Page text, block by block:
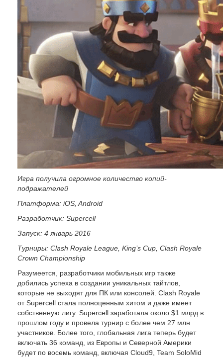
Игра получила огромное количество копий-
подражателей
Платформа: iOS, Android
Разработчик: Supercell
Запуск: 4 январь 2016
Турниры: Clash Royale League, King’s Cup, Clash Royale
Crown Championship
Разумеется, разработчики мобильных игр также
добились успеха в создании уникальных тайтлов,
которые не выходят для ПК или консолей. Clash Royale
от Supercell стала полноценным хитом и даже имеет
собственную лигу. Supercell заработала около $1 млрд в
прошлом году и провела турнир с более чем 27 млн
участников. Более того, глобальная лига теперь будет
включать 36 команд, из Европы и Северной Америки
будет по восемь команд, включая Cloud9, Team SoloMid